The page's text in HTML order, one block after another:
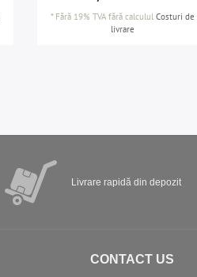
* Fără 19% TVA fără calcululCosturi de
livrare
Livrare rapidă din depozit
CONTACT US